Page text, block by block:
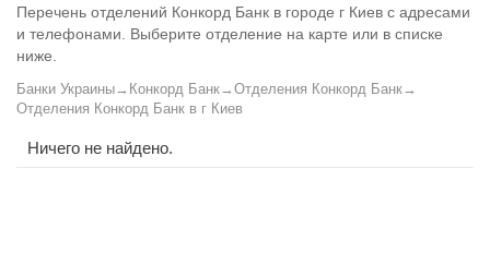
Перечень отделений Конкорд Банк в городе г Киев с адресами
и телефонами. Выберите отделение на карте или в списке
ниже.
Банки Украины→ Конкорд Банк→ Отделения Конкорд Банк→
Отделения Конкорд Банк в г Киев
Ничего не найдено.